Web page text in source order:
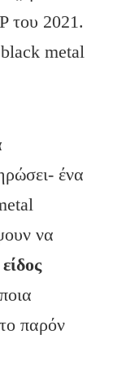
του 2021.
metal
ένα
να
παρόν